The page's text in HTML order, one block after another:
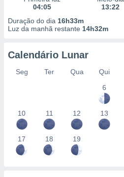
04:05
13:22
Duração do dia 16h33m
Luz da manhã restante 14h32m
Calendário Lunar
Seg Ter Qua Qui
6
10 11 12 13
17 18 19